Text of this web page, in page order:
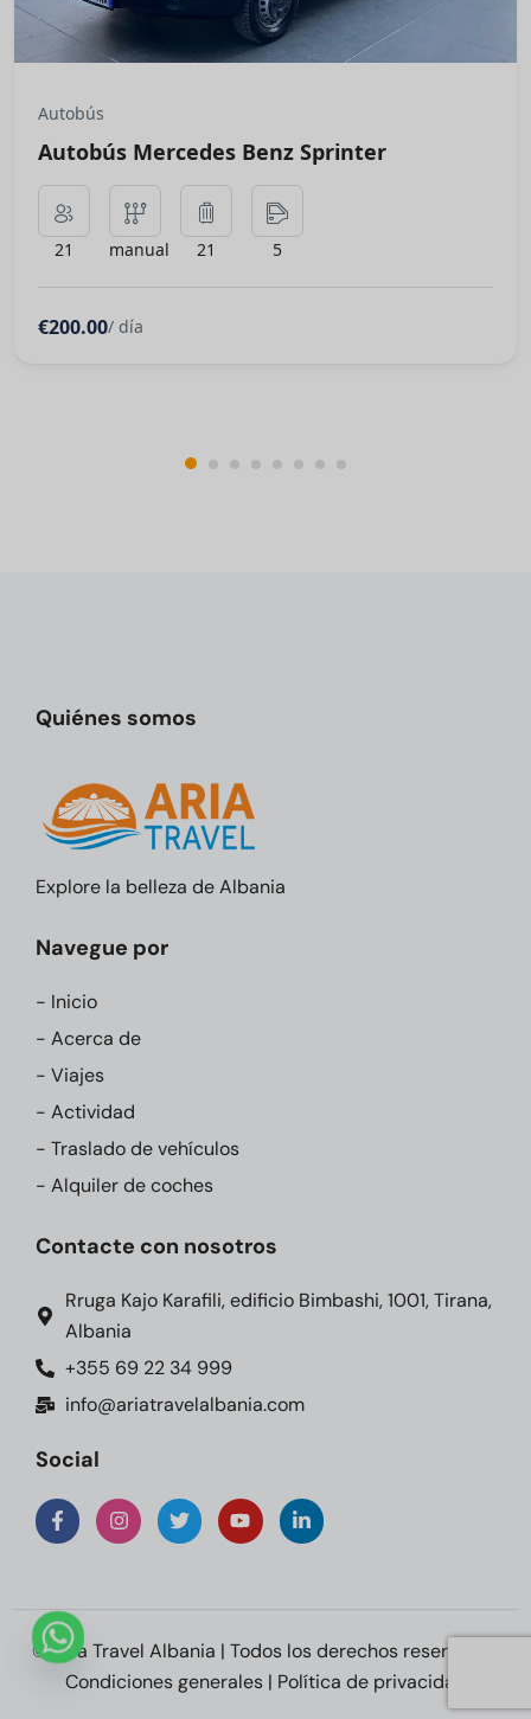
Autobús
Autobús Mercedes Benz Sprinter
21 manual 21 5
€200.00/ día
Quiénes somos
Explore la belleza de Albania
Navegue por
- Inicio
- Acerca de
- Viajes
- Actividad
- Traslado de vehículos
- Alquiler de coches
Contacte con nosotros
Rruga Kajo Karafili, edificio Bimbashi, 1001, Tirana,
Albania
+355 69 22 34 999
info@ariatravelalbania.com
Social
© Aria Travel Albania | Todos los derechos reservados
Condiciones generales| Política de privacidad